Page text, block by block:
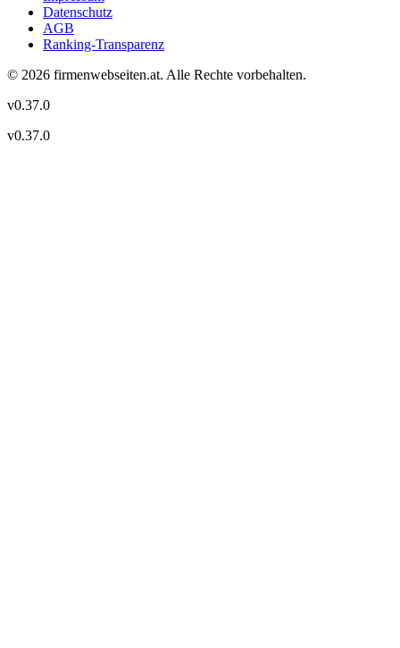
Datenschutz
AGB
Ranking-Transparenz
© 2026 firmenwebseiten.at. Alle Rechte vorbehalten.
v0.37.0
v0.37.0